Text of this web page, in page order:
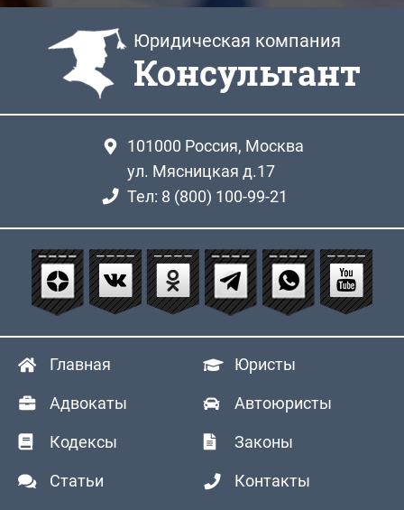
Юридическая компания
Консультант
101000 Россия, Москва
ул. Мясницкая д.17
Тел: 8 (800) 100-99-21
Главная Юристы
Адвокаты Автоюристы
Кодексы Законы
Статьи Контакты